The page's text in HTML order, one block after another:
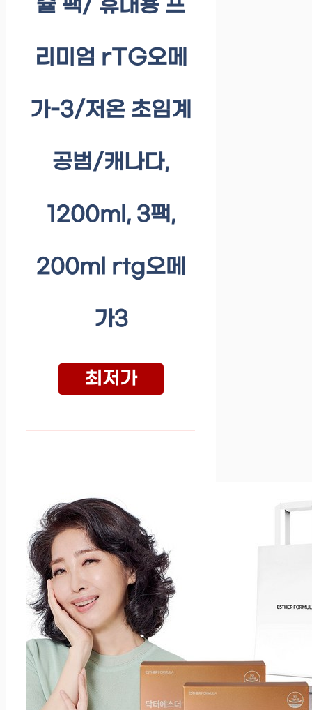
슐 팩/ 휴대용 프
리미엄 rTG오메
가-3/저온 초임계
공범/캐나다,
1200ml, 3팩,
200ml rtg오메
가3
최저가